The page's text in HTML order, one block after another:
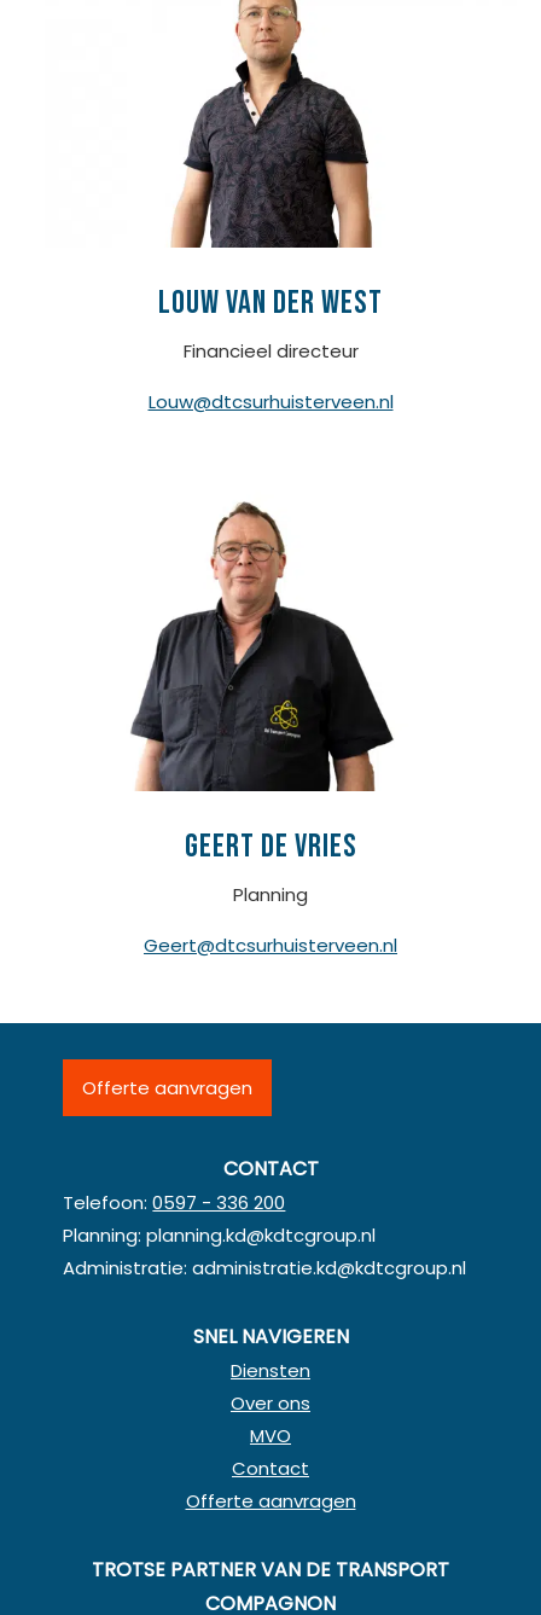
louw van der west
Financieel directeur
Louw@dtcsurhuisterveen.nl
Geert De Vries
Planning
Geert@dtcsurhuisterveen.nl
Offerte aanvragen
CONTACT
Telefoon:0597 - 336 200
Planning:planning.kd@kdtcgroup.nl
Administratie:administratie.kd@kdtcgroup.nl
SNEL NAVIGEREN
Diensten
Over ons
MVO
Contact
Offerte aanvragen
TROTSE PARTNER VAN DE TRANSPORT
COMPAGNON